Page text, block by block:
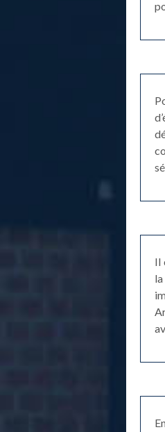
Il